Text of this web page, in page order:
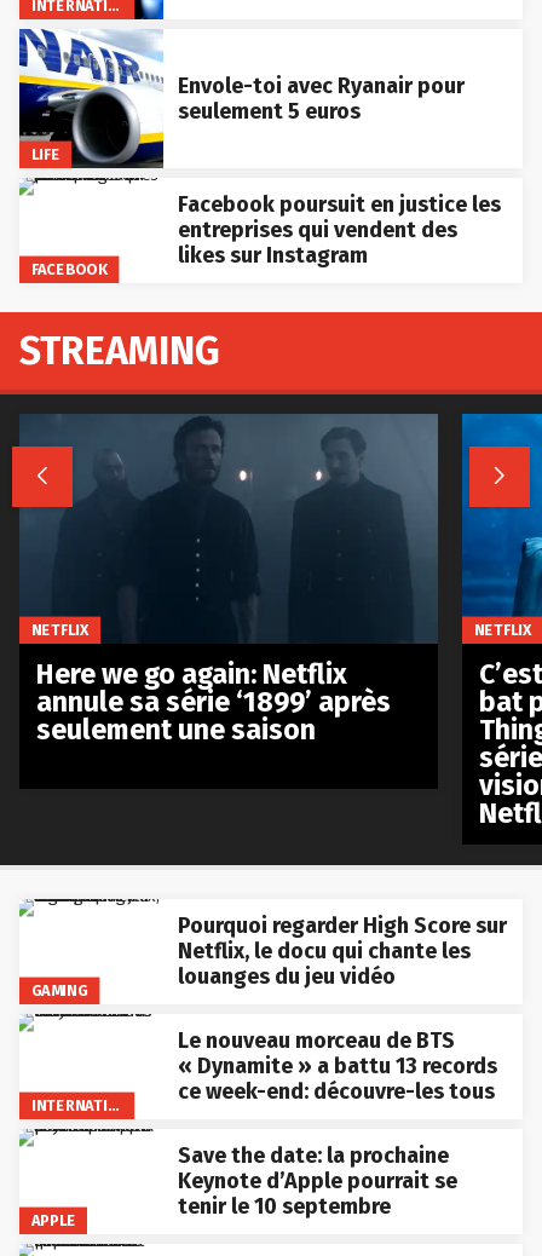
INTERNATIONAL
LIFE
Envole-toi avec Ryanair pour
seulement 5 euros
FACEBOOK
Facebook poursuit en justice les
entreprises qui vendent des
likes sur Instagram
GAMING
Pourquoi regarder High Score sur
Netflix, le docu qui chante les
louanges du jeu vidéo
INTERNATIONAL
Le nouveau morceau de BTS
« Dynamite » a battu 13 records
ce week-end: découvre-les tous
APPLE
Save the date: la prochaine
Keynote d’Apple pourrait se
tenir le 10 septembre
STREAMING
 
NETFLIX
Here we go again: Netflix
annule sa série ‘1899’ après
seulement une saison
NETFLIX
bat